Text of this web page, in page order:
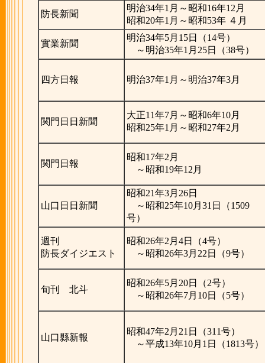
防長新聞
明治34年1月～昭和16年12月
昭和20年1月～昭和53年 ４月
實業新聞
明治34年5月15日（14号）
～明治35年1月25日（38号）
四方日報 明治37年1月～明治37年3月
関門日日新聞
大正11年7月～昭和6年10月
昭和25年1月～昭和27年2月
関門日報
昭和17年2月
～昭和19年12月
山口日日新聞
昭和21年3月26日
～昭和25年10月31日（1509
号）
週刊
防長ダイジエスト
昭和26年2月4日（4号）
～昭和26年3月22日（9号）
旬刊 北斗
昭和26年5月20日（2号）
～昭和26年7月10日（5号）
山口縣新報
昭和47年2月21日（311号）
～平成13年10月1日（1813号）